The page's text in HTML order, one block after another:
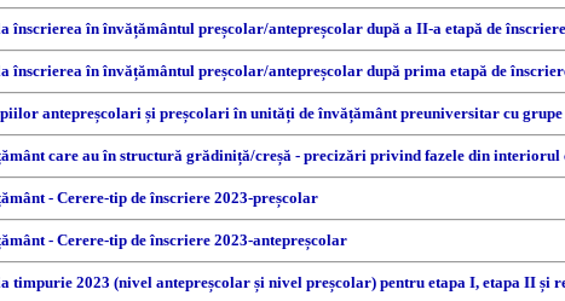
în învățământul preșcolar/antepreșcolar după a II-a etapă de
în învățământul preșcolar/antepreșcolar după prima etapă de
antepreșcolari și preșcolari în unități de învățământ preuniversitar cu
care au în structură grădiniță/creșă - precizări privind fazele din interiorul
- Cerere-tip de înscriere 2023-preșcolar
- Cerere-tip de înscriere 2023-antepreșcolar
timpurie 2023 (nivel antepreșcolar și nivel preșcolar) pentru etapa I, etapa II și